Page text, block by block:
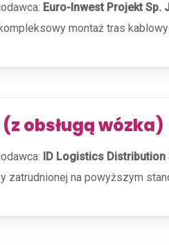
Euro-Inwest Projekt Sp.
montaż tras
obsługą wózka)
ID Logistics Distribution
zatrudnionej na powyższym